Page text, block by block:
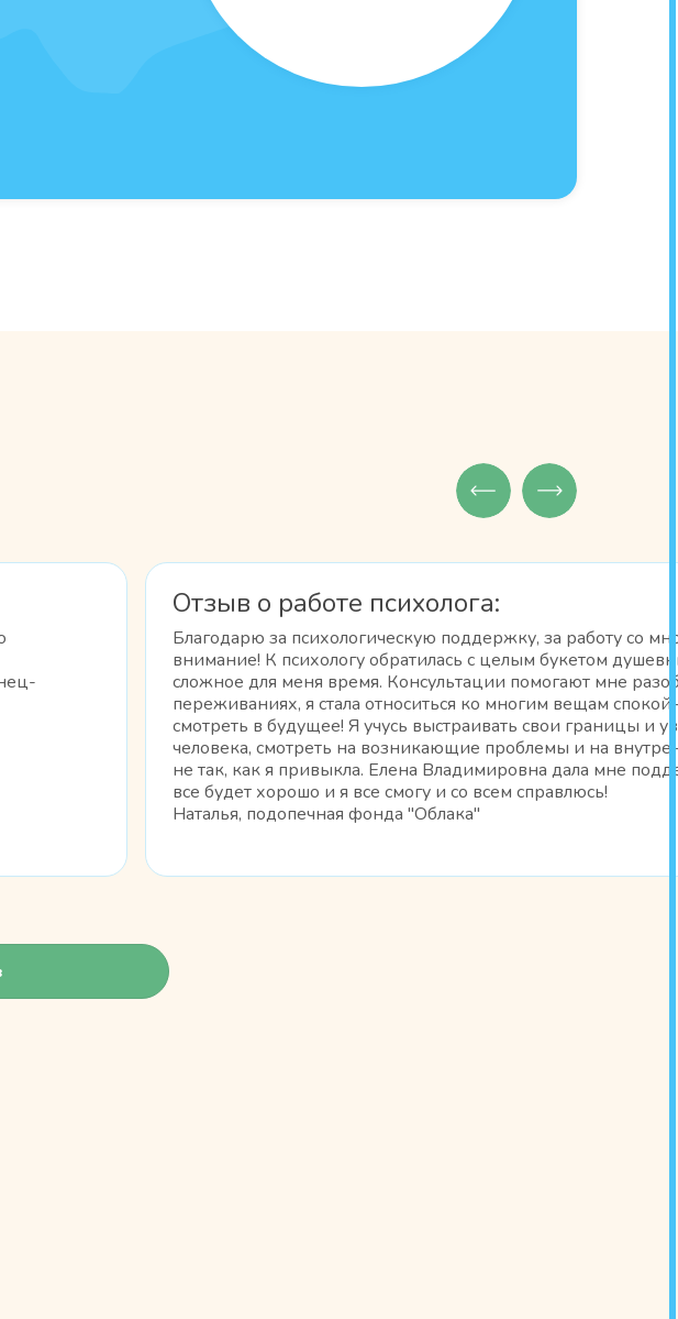
Благодарю за психологическую поддержку, за работу со
внимание! К психологу обратилась с целым букетом
сложное для меня время. Консультации помогают мне
переживаниях, я стала относиться ко многим вещам
смотреть в будущее! Я учусь выстраивать свои границы и
человека, смотреть на возникающие проблемы и на
не так, как я привыкла. Елена Владимировна дала мне
все будет хорошо и я все смогу и со всем справлюсь!
Наталья, подопечная фонда "Облака"
Отзыв о работе психолога: